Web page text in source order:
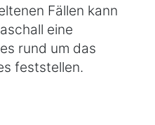
Fällen kann
eine
rund um das
feststellen.